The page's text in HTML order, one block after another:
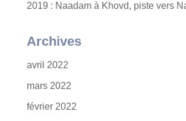
2019 : Naadam à Khovd, piste vers
Archives
avril 2022
mars 2022
février 2022